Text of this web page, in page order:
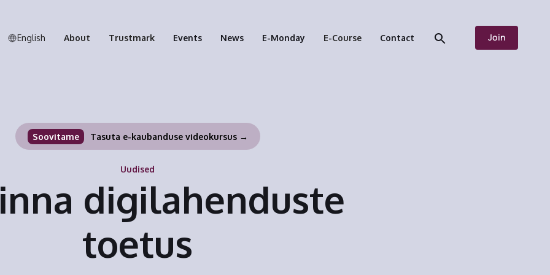
English About Trustmark Events News E-Monday E-Course Contact Join
Soovitame Tasuta e-kaubanduse videokursus →
Uudised
digilahenduste
toetus